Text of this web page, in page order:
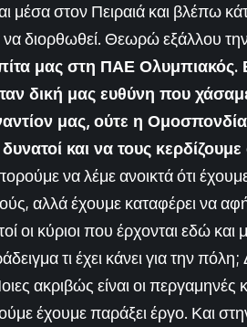
στον Πειραιά και βλέπω
διορθωθεί. Θεωρώ εξάλλου
μας στη ΠΑΕ Ολυμπιακός.
δική μας ευθύνη που
μας, ούτε η
και να τους
να λέμε ανοικτά ότι
αλλά έχουμε καταφέρει να
οι κύριοι που έρχονται εδώ και
τι έχει κάνει για την πόλη;
ακριβώς είναι οι
έχουμε παράξει έργο. Και